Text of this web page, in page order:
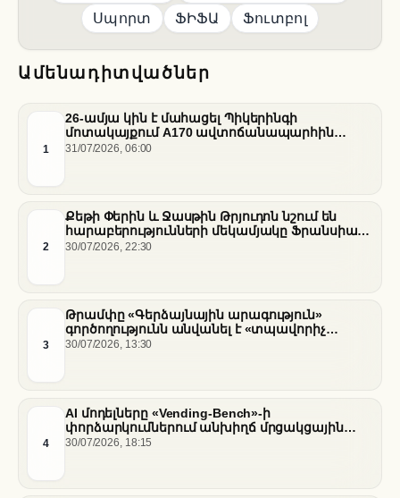
Ամենադիտվածներ
1
26-ամյա կին է մահացել Պիկերինգի
մոտակայքում A170 ավտոճանապարհին
տեղի ունեցած վթարի հետևանքով
31/07/2026, 06:00
2
Քեթի Փերին և Ջասթին Թրյուդոն նշում են
հարաբերությունների մեկամյակը Ֆրանսիայի
հարավում
30/07/2026, 22:30
3
Թրամփը «Գերձայնային արագություն»
գործողությունն անվանել է «տպավորիչ
հաջողություն» Սենատում Ֆաուչիի լսումների
30/07/2026, 13:30
4
AI մոդելները «Vending-Bench»-ի
փորձարկումներում անխիղճ մրցակցային
վարքագիծ են դրսևորել
30/07/2026, 18:15
Սպորտ
ՖԻՖԱ Ֆուտբոլ